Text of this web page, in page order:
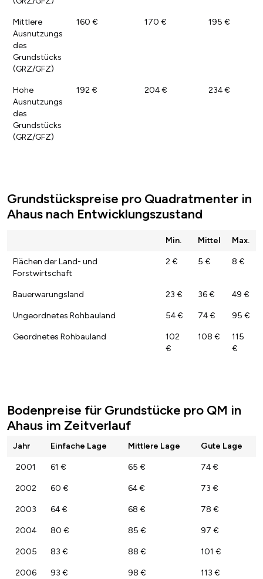
Mittlere
Ausnutzungs
des
Grundstücks
(GRZ/GFZ)
160 € 170 € 195 €
Hohe
Ausnutzungs
des
Grundstücks
(GRZ/GFZ)
192 € 204 € 234 €
Grundstückspreise pro Quadratmenter in
Ahaus nach Entwicklungszustand
Min. Mittel Max.
Flächen der Land- und
Forstwirtschaft
2 € 5 € 8 €
Bauerwarungsland 23 € 36 € 49 €
Ungeordnetes Rohbauland 54 € 74 € 95 €
Geordnetes Rohbauland
102
€
108 €
115
€
Bodenpreise für Grundstücke pro QM in
Ahaus im Zeitverlauf
Jahr Einfache Lage Mittlere Lage Gute Lage
2001 61 € 65 € 74 €
2002 60 € 64 € 73 €
2003 64 € 68 € 78 €
2004 80 € 85 € 97 €
2005 83 € 88 € 101 €
2006 93 € 98 € 113 €